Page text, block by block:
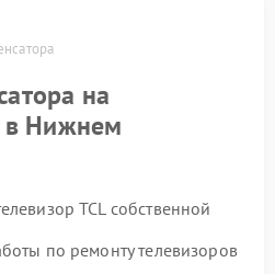
на
в Нижнем
TCL собственной
по ремонту телевизоров